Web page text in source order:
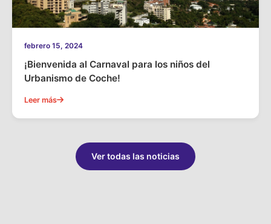
febrero 15, 2024
¡Bienvenida al Carnaval para los niños del
Urbanismo de Coche!
Leer más
Ver todas las noticias